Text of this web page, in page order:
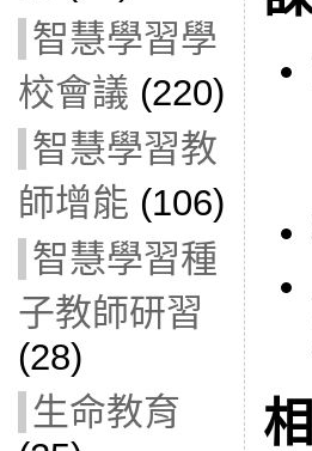
智慧學習學
校會議 (220)
智慧學習教
師增能 (106)
智慧學習種
子教師研習
(28)
生命教育